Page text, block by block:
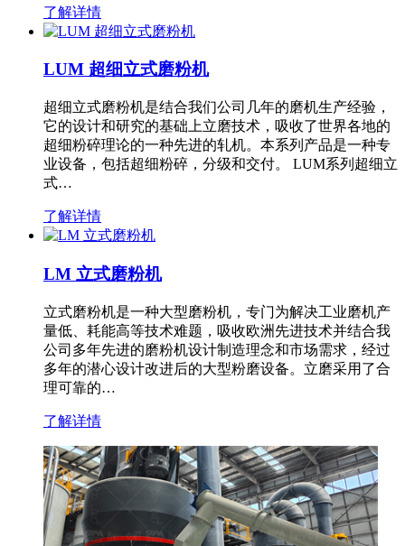
了解详情
LUM 超细立式磨粉机
超细立式磨粉机是结合我们公司几年的磨机生产经验，
它的设计和研究的基础上立磨技术，吸收了世界各地的
超细粉碎理论的一种先进的轧机。本系列产品是一种专
业设备，包括超细粉碎，分级和交付。 LUM系列超细立
式…
了解详情
LM 立式磨粉机
立式磨粉机是一种大型磨粉机，专门为解决工业磨机产
量低、耗能高等技术难题，吸收欧洲先进技术并结合我
公司多年先进的磨粉机设计制造理念和市场需求，经过
多年的潜心设计改进后的大型粉磨设备。立磨采用了合
理可靠的…
了解详情